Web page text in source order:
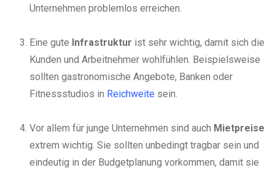
Unternehmen problemlos erreichen.
Eine gute Infrastruktur ist sehr wichtig, damit sich die
Kunden und Arbeitnehmer wohlfühlen. Beispielsweise
sollten gastronomische Angebote, Banken oder
Fitnessstudios in Reichweite sein.
Vor allem für junge Unternehmen sind auch Mietpreise
extrem wichtig. Sie sollten unbedingt tragbar sein und
eindeutig in der Budgetplanung vorkommen, damit sie